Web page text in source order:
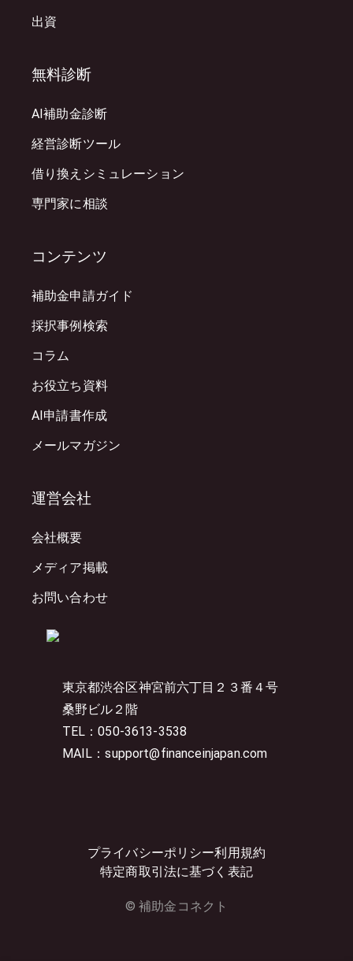
東京都渋谷区神宮前六丁目２３番４号
桑野ビル２階
TEL：050-3613-3538
MAIL：support@financeinjapan.com
プライバシーポリシー利用規約
特定商取引法に基づく表記
© 補助金コネクト
出資
無料診断
AI補助金診断
経営診断ツール
借り換えシミュレーション
専門家に相談
コンテンツ
補助金申請ガイド
採択事例検索
コラム
お役立ち資料
AI申請書作成
メールマガジン
運営会社
会社概要
メディア掲載
お問い合わせ